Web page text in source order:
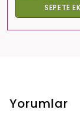
SEPETE
Yorumlar